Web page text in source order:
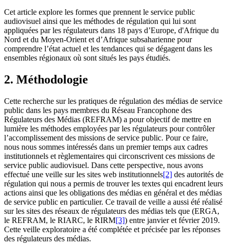
Cet article explore les formes que prennent le service public
audiovisuel ainsi que les méthodes de régulation qui lui sont
appliquées par les régulateurs dans 18 pays d’Europe, d'Afrique du
Nord et du Moyen-Orient et d’Afrique subsaharienne pour
comprendre l’état actuel et les tendances qui se dégagent dans les
ensembles régionaux où sont situés les pays étudiés.
2. Méthodologie
Cette recherche sur les pratiques de régulation des médias de service
public dans les pays membres du Réseau Francophone des
Régulateurs des Médias (REFRAM) a pour objectif de mettre en
lumière les méthodes employées par les régulateurs pour contrôler
l’accomplissement des missions de service public. Pour ce faire,
nous nous sommes intéressés dans un premier temps aux cadres
institutionnels et règlementaires qui circonscrivent ces missions de
service public audiovisuel. Dans cette perspective, nous avons
effectué une veille sur les sites web institutionnels[2] des autorités de
régulation qui nous a permis de trouver les textes qui encadrent leurs
actions ainsi que les obligations des médias en général et des médias
de service public en particulier. Ce travail de veille a aussi été réalisé
sur les sites des réseaux de régulateurs des médias tels que (ERGA,
le REFRAM, le RIARC, le RIRM[3]) entre janvier et février 2019.
Cette veille exploratoire a été complétée et précisée par les réponses
des régulateurs des médias.